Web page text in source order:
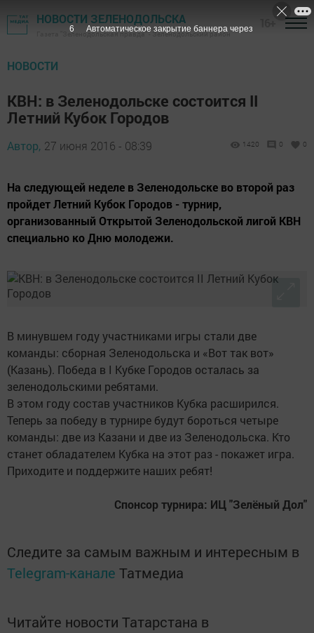
НОВОСТИ ЗЕЛЕНОДОЛЬСКА
Газета "Зеленодольская правда" - Зеленодольский район
НОВОСТИ
КВН: в Зеленодольске состоится II
Летний Кубок Городов
Автор, 27 июня 2016 - 08:39 1420 0 0
На следующей неделе в Зеленодольске во второй раз
пройдет Летний Кубок Городов - турнир,
организованный Открытой Зеленодольской лигой КВН
специально ко Дню молодежи.
В минувшем году участниками игры стали две
команды: сборная Зеленодольска и «Вот так вот»
(Казань). Победа в I Кубке Городов осталась за
зеленодольскими ребятами.
В этом году состав участников Кубка расширился.
Теперь за победу в турнире будут бороться четыре
команды: две из Казани и две из Зеленодольска. Кто
станет обладателем Кубка на этот раз - покажет игра.
Приходите и поддержите наших ребят!
Спонсор турнира: ИЦ "Зелёный Дол"
Следите за самым важным и интересным в
Telegram-канале Татмедиа
Читайте новости Татарстана в
5 Автоматическое закрытие баннера через